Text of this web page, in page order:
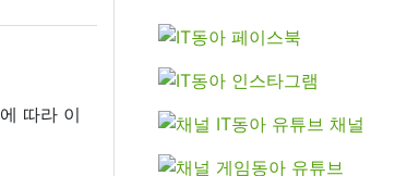
에 따라 이